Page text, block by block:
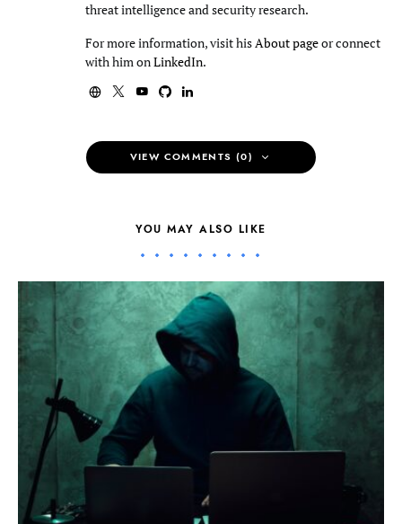
threat intelligence and security research.
For more information, visit hisAbout pageor connect
with him onLinkedIn.
VIEW COMMENTS (0)
YOU MAY ALSO LIKE